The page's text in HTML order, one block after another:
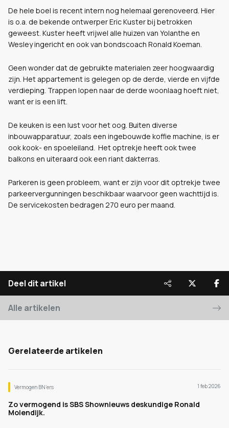
De hele boel is recent intern nog helemaal gerenoveerd. Hier
is o.a. de bekende ontwerper Eric Kuster bij betrokken
geweest. Kuster heeft vrijwel alle huizen van Yolanthe en
Wesley ingericht en ook van bondscoach Ronald Koeman.
Geen wonder dat de gebruikte materialen zeer hoogwaardig
zijn. Het appartement is gelegen op de derde, vierde en vijfde
verdieping. Trappen lopen naar de derde woonlaag hoeft niet,
want er is een lift.
De keuken is een lust voor het oog. Buiten diverse
inbouwapparatuur, zoals een ingebouwde koffie machine, is er
ook kook- en spoeleiland. Het optrekje heeft ook twee
balkons en uiteraard ook een riant dakterras.
Parkeren is geen probleem, want er zijn voor dit optrekje twee
parkeervergunningen beschikbaar waarvoor geen wachttijd is.
De servicekosten bedragen 270 euro per maand.
Deel dit artikel
Alle artikelen
Gerelateerde artikelen
Vermogen BN’ers 1 feb 2026
Zo vermogend is SBS Shownieuws deskundige Ronald
Molendijk.